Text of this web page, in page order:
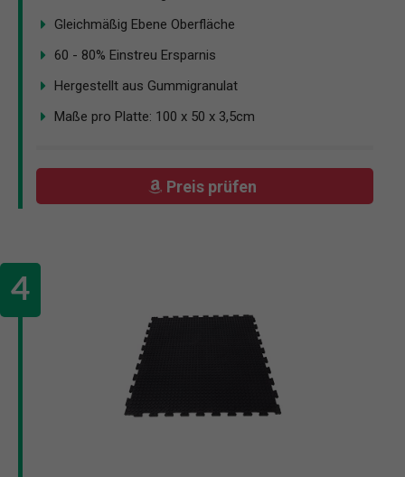
Gleichmäßig Ebene Oberfläche
60 - 80% Einstreu Ersparnis
Hergestellt aus Gummigranulat
Maße pro Platte: 100 x 50 x 3,5cm
Preis prüfen